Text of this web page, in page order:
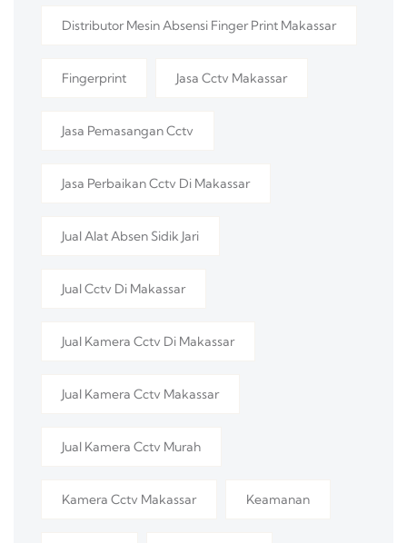
Distributor Mesin Absensi Finger Print Makassar
Fingerprint Jasa Cctv Makassar
Jasa Pemasangan Cctv
Jasa Perbaikan Cctv Di Makassar
Jual Alat Absen Sidik Jari
Jual Cctv Di Makassar
Jual Kamera Cctv Di Makassar
Jual Kamera Cctv Makassar
Jual Kamera Cctv Murah
Kamera Cctv Makassar Keamanan